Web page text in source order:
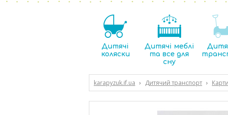
Дитячі
коляски
Дитячі меблі
та все для
сну
karapyzuk.if.ua › Дитячий транспорт ›